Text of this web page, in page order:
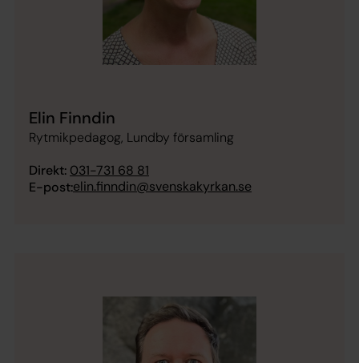
Elin Finndin
Rytmikpedagog, Lundby församling
Direkt: 031-731 68 81
E-post:elin.finndin@svenskakyrkan.se